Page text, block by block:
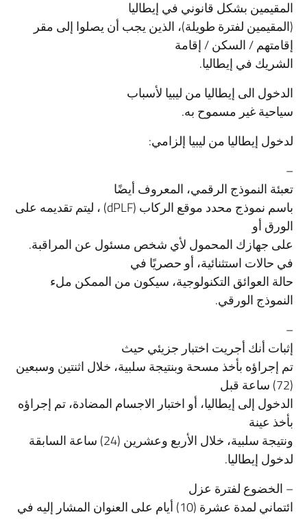
المقيمين بشكل قانوني في إيطاليا
(المقيمين لفترة طويلة)، الذين يجب أن يصلوا إلى مقر
إقامتهم / السكن / إقامة
الشريك في إيطاليا.
الدخول الى إيطاليا من ليبيا لأسباب
سياحية غير مسموح به.
لدخول إيطاليا من ليبيا إلزامي:
–
تعبئة النموذج الرقمي، المعروف أيضًا
باسم نموذج محدد موقع الركاب (dPLF) ، ليتم تقديمه على
الورق أو
على جهازك المحمول لأي شخص مسئول عن المراقبة.
في حالات استثنائية، أو حصريًا في
حالة العوائق التكنولوجية، سيكون من الممكن ملء
النموذج الورقي.
–
إثبات أنك أجريت اختبار جزيئي حيث
تم إجراؤه بأخذ مسحة وبنتيجة سلبية، خلال اثنتين وسبعين
(72) ساعة قبل
الدخول إلى إيطاليا، أو اختبار الاجسام المضادة، تم إجراؤه
بأخذ عينة
ونتيجة سلبية، خلال الأربع وعشرين (24) ساعة السابقة
لدخول إيطاليا.
– الخضوع لفترة عزل
ائتماني لمدة عشرة (10) أيام على العنوان المشار إليه في